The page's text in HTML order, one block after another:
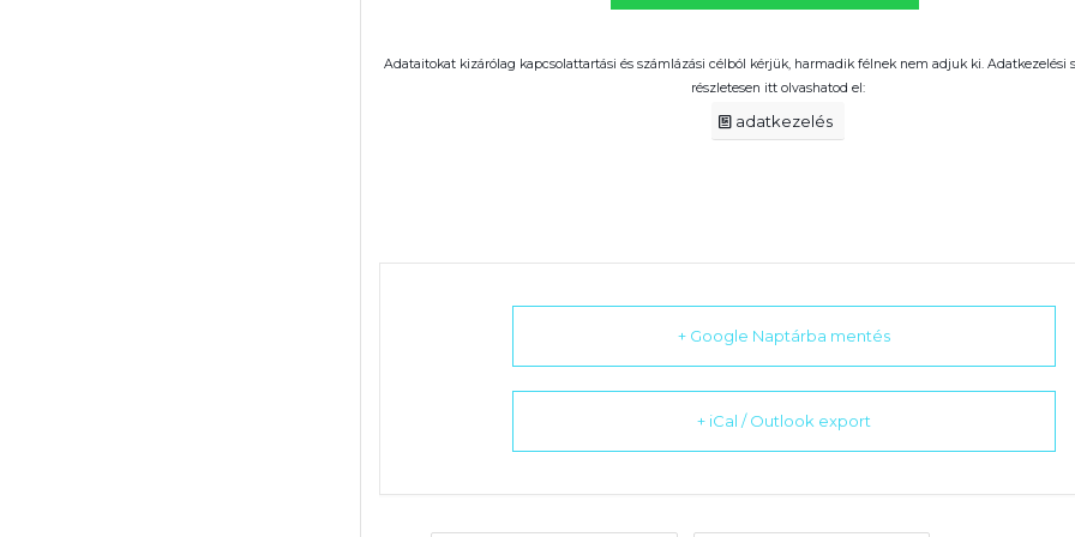
Adataitokat kizárólag kapcsolattartási és számlázási célból kérjük, harmadik félnek nem adjuk ki. Adatkezelési
részletesen itt olvashatod el:
adatkezelés
+ Google Naptárba mentés
+ iCal / Outlook export